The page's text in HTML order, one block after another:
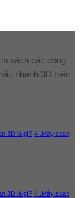
sách các dòng
nhanh 3D hiện
3D là gì? 4 .Máy scan
3D là gì? 4 .Máy scan